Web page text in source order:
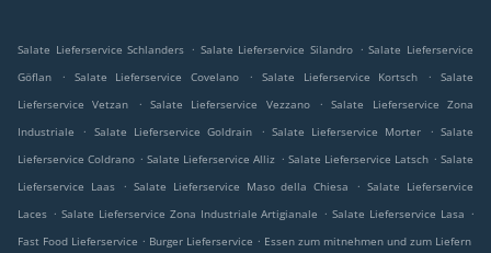
Salate Lieferservice Schlanders . Salate Lieferservice Silandro . Salate Lieferservice
Göflan
. Salate Lieferservice Covelano . Salate Lieferservice Kortsch .
Salate
Lieferservice Vetzan
. Salate Lieferservice Vezzano . Salate Lieferservice Zona
Industriale
. Salate Lieferservice Goldrain . Salate Lieferservice Morter . Salate
Lieferservice Coldrano . Salate Lieferservice Alliz . Salate Lieferservice Latsch . Salate
Lieferservice Laas
. Salate Lieferservice Maso della Chiesa . Salate Lieferservice
Laces . Salate Lieferservice Zona Industriale Artigianale . Salate Lieferservice Lasa .
Fast Food Lieferservice . Burger Lieferservice . Essen zum mitnehmen und zum Liefern